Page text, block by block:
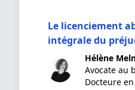
Le licenciement
intégrale du
Hélène
Avocate au
Docteure